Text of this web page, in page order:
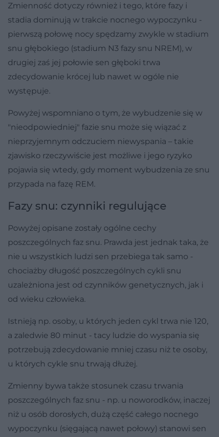
Zmienność dotyczy również i tego, które fazy i
stadia dominują w trakcie nocnego wypoczynku -
pierwszą połowę nocy spędzamy zwykle w stadium
snu głębokiego (stadium N3 fazy snu NREM), w
drugiej zaś jej połowie sen głęboki trwa
zdecydowanie krócej lub nawet w ogóle nie
występuje.
Powyżej wspomniano o tym, że wybudzenie się w
"nieodpowiedniej" fazie snu może się wiązać z
nieprzyjemnym odczuciem niewyspania – takie
zjawisko rzeczywiście jest możliwe i jego ryzyko
pojawia się wtedy, gdy moment wybudzenia ze snu
przypada na fazę REM.
Fazy snu: czynniki regulujące
Powyżej opisane zostały ogólne cechy
poszczególnych faz snu. Prawda jest jednak taka, że
nie u wszystkich ludzi sen przebiega tak samo -
chociażby długość poszczególnych cykli snu
uzależniona jest od czynników genetycznych, jak i
od wieku człowieka.
Istnieją np. osoby, u których jeden cykl trwa nie 120,
a zaledwie 80 minut - tacy ludzie do wyspania się
potrzebują zdecydowanie mniej czasu niż te osoby,
u których cykle snu trwają dłużej.
Zmienny bywa także stosunek czasu trwania
poszczególnych faz snu - np. u noworodków, inaczej
niż u osób dorosłych, dużą część całego nocnego
wypoczynku (sięgającą nawet połowy) stanowi sen